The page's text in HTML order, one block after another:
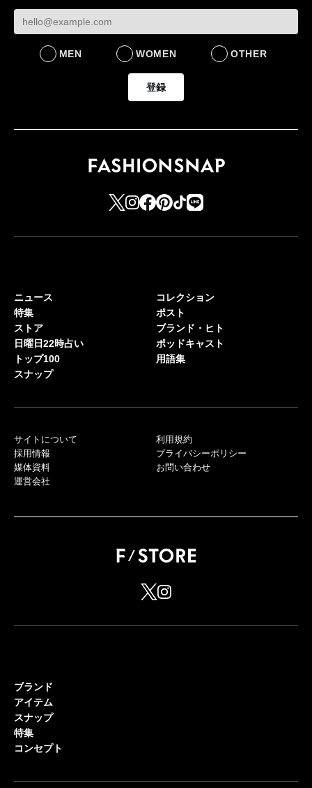
FASHION LIFESTYLE
MEN WOMEN OTHER
登録
ニュース
特集
ストア
日曜日22時占い
トップ100
スナップ
コレクション
ポスト
ブランド・ヒト
ポッドキャスト
用語集
サイトについて
採用情報
媒体資料
運営会社
利用規約
プライバシーポリシー
お問い合わせ
ブランド
アイテム
スナップ
特集
コンセプト